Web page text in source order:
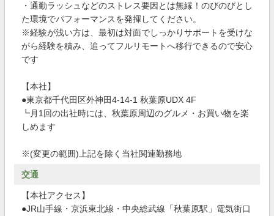
・通勤ラッシュなどのストレス要因とは無縁！のびのびとし
た環境でパフォーマンスを発揮してください。
※経験が浅い方は、最初は対面でしっかりサポートを受けな
がら経験を積み、追ってフルリモートへ移行できるので安心
です
【本社】
●東京都千代田区外神田4-14-1 秋葉原UDX 4F
┗月1回の出社時には、秋葉原周辺のグルメ・お買い物を楽
しめます
※(変更の範囲)上記を除く当社関連勤務地
交通
【本社アクセス】
●JR山手線・京浜東北線・中央総武線「秋葉原駅」電気街口